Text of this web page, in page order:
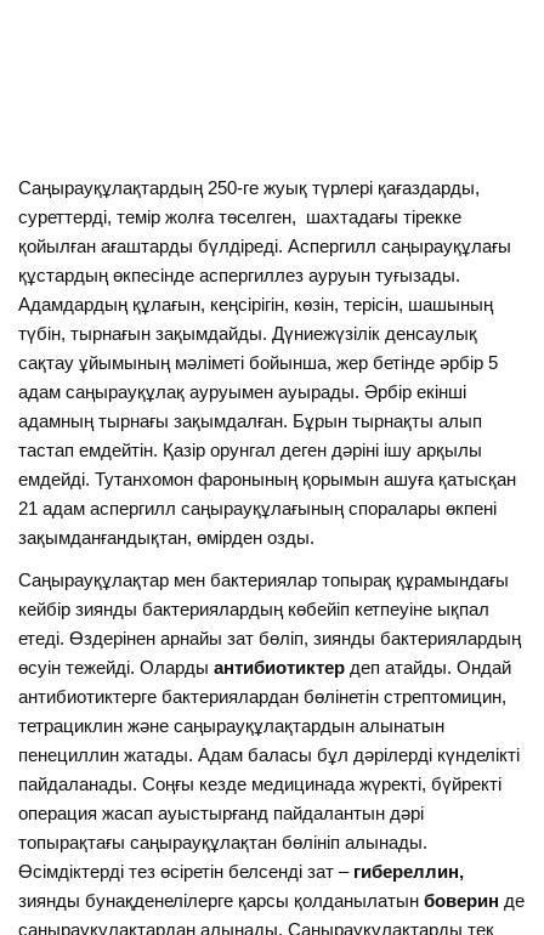
Саңырауқұлақтардың 250-ге жуық түрлері қағаздарды,
суреттерді, темір жолға төселген, шахтадағы тірекке
қойылған ағаштарды бүлдіреді. Аспергилл саңырауқұлағы
құстардың өкпесінде аспергиллез ауруын туғызады.
Адамдардың құлағын, кеңсірігін, көзін, терісін, шашының
түбін, тырнағын зақымдайды. Дүниежүзілік денсаулық
сақтау ұйымының мәліметі бойынша, жер бетінде әрбір 5
адам саңырауқұлақ ауруымен ауырады. Әрбір екінші
адамның тырнағы зақымдалған. Бұрын тырнақты алып
тастап емдейтін. Қазір орунгал деген дәріні ішу арқылы
емдейді. Тутанхомон фаронының қорымын ашуға қатысқан
21 адам аспергилл саңырауқұлағының споралары өкпені
зақымданғандықтан, өмірден озды.
Саңырауқұлақтар мен бактериялар топырақ құрамындағы
кейбір зиянды бактериялардың көбейіп кетпеуіне ықпал
етеді. Өздерінен арнайы зат бөліп, зиянды бактериялардың
өсуін тежейді. Олардыантибиотиктер деп атайды. Ондай
антибиотиктерге бактериялардан бөлінетін стрептомицин,
тетрациклин және саңырауқұлақтардын алынатын
пенециллин жатады. Адам баласы бұл дәрілерді күнделікті
пайдаланады. Соңғы кезде медицинада жүректі, бүйректі
операция жасап ауыстырғанд пайдалантын дәрі
топырақтағы саңырауқұлақтан бөлініп алынады.
Өсімдіктерді тез өсіретін белсенді зат – гибереллин,
зиянды бунақденелілерге қарсы қолданылатынбоверин де
саңырауқұлақтардан алынады. Саңырауқұлақтарды тек